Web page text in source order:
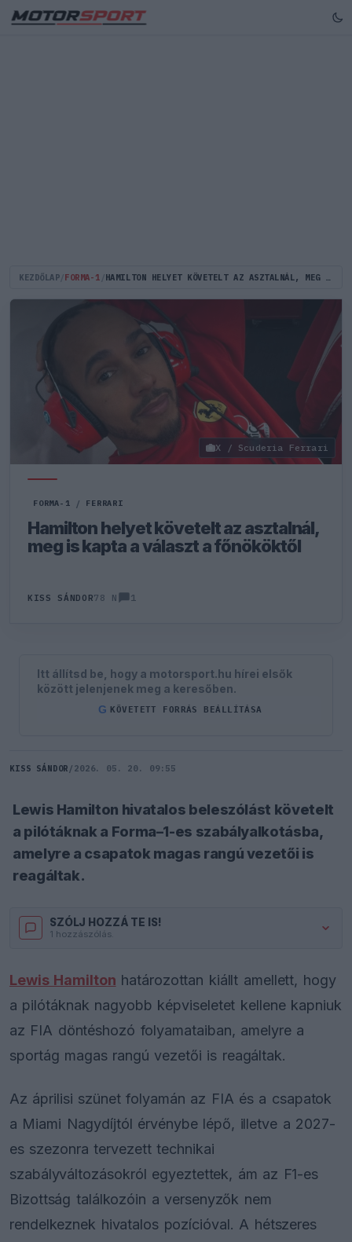
KEZDŐLAP FORMA-1 HAMILTON HELYET KÖVETELT AZ ASZTALNÁL, MEG IS KAPTA A VÁLASZT A FŐNÖKÖKTŐL
X / Scuderia Ferrari
FORMA-1 / FERRARI
Hamilton helyet követelt az asztalnál,
meg is kapta a választ a főnököktől
KISS SÁNDOR78 N 1
Itt állítsd be, hogy a motorsport.hu hírei elsők
között jelenjenek meg a keresőben.
G KÖVETETT FORRÁS BEÁLLÍTÁSA
KISS SÁNDOR / 2026. 05. 20. 09:55
Lewis Hamilton hivatalos beleszólást követelt
a pilótáknak a Forma–1-es szabályalkotásba,
amelyre a csapatok magas rangú vezetői is
reagáltak.
SZÓLJ HOZZÁ TE IS!
1 hozzászólás.
Lewis Hamilton határozottan kiállt amellett, hogy
a pilótáknak nagyobb képviseletet kellene kapniuk
az FIA döntéshozó folyamataiban, amelyre a
sportág magas rangú vezetői is reagáltak.
Az áprilisi szünet folyamán az FIA és a csapatok
a Miami Nagydíjtól érvénybe lépő, illetve a 2027-
es szezonra tervezett technikai
szabályváltozásokról egyeztettek, ám az F1-es
Bizottság találkozóin a versenyzők nem
rendelkeznek hivatalos pozícióval. A hétszeres